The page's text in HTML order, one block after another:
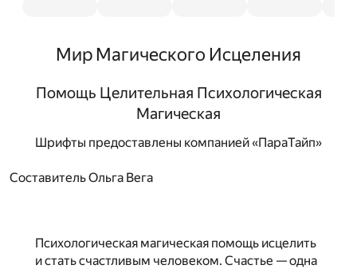
Мир Магического Исцеления
Помощь Целительная Психологическая
Магическая
Шрифты предоставлены компанией «ПараТайп»
Составитель Ольга Вега
Психологическая магическая помощь исцелить
и стать счастливым человеком. Счастье — одна